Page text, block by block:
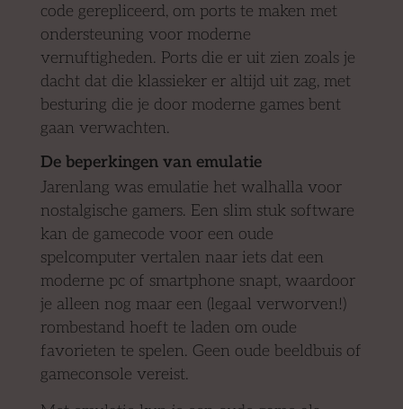
code gerepliceerd, om ports te maken met
ondersteuning voor moderne
vernuftigheden. Ports die er uit zien zoals je
dacht dat die klassieker er altijd uit zag, met
besturing die je door moderne games bent
gaan verwachten.
De beperkingen van emulatie
Jarenlang was emulatie het walhalla voor
nostalgische gamers. Een slim stuk software
kan de gamecode voor een oude
spelcomputer vertalen naar iets dat een
moderne pc of smartphone snapt, waardoor
je alleen nog maar een (legaal verworven!)
rombestand hoeft te laden om oude
favorieten te spelen. Geen oude beeldbuis of
gameconsole vereist.